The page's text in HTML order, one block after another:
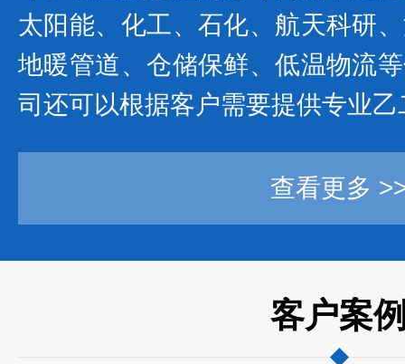
太阳能、化工、石化、航天科研
地暖管道、仓储保鲜、低温物流
司还可以根据客户需要提供专业
查看更多
客户案